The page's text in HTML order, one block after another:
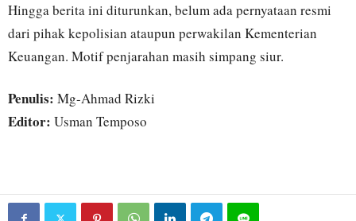
Hingga berita ini diturunkan, belum ada pernyataan resmi
dari pihak kepolisian ataupun perwakilan Kementerian
Keuangan. Motif penjarahan masih simpang siur.
Penulis: Mg-Ahmad Rizki
Editor: Usman Temposo